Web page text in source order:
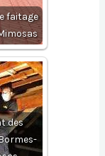
faitage
des